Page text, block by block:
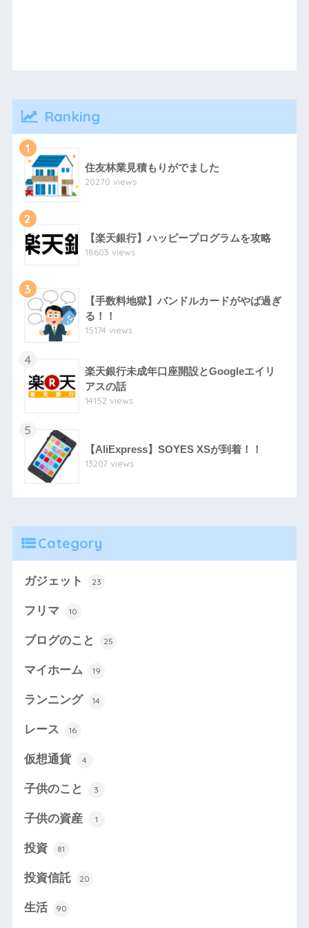
Ranking
1
住友林業見積もりがでました
20270 views
2
【楽天銀行】ハッピープログラムを攻略
18603 views
3
【手数料地獄】バンドルカードがやば過ぎ
る！！
15174 views
4
楽天銀行未成年口座開設とGoogleエイリ
アスの話
14152 views
5
【AliExpress】SOYES XSが到着！！
13207 views
Category
ガジェット 23
フリマ 10
ブログのこと 25
マイホーム 19
ランニング 14
レース 16
仮想通貨 4
子供のこと 3
子供の資産 1
投資 81
投資信託 20
生活 90